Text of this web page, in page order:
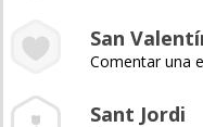
San
Comentar una
Sant Jordi